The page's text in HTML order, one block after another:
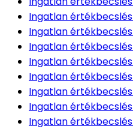
Ingatlan értékbecslés
Ingatlan értékbecslés
Ingatlan értékbecslés
Ingatlan értékbecslés
Ingatlan értékbecslés
Ingatlan értékbecslés
Ingatlan értékbecslés
Ingatlan értékbecslés